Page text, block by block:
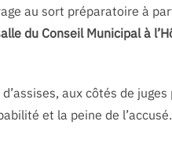
au sort préparatoire à
du Conseil Municipal à
aux côtés de
et la peine de